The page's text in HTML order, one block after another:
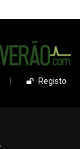
Registo